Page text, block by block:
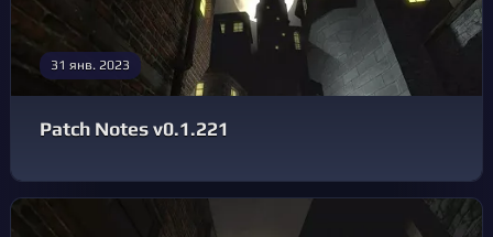
31 янв. 2023
Patch Notes v0.1.221